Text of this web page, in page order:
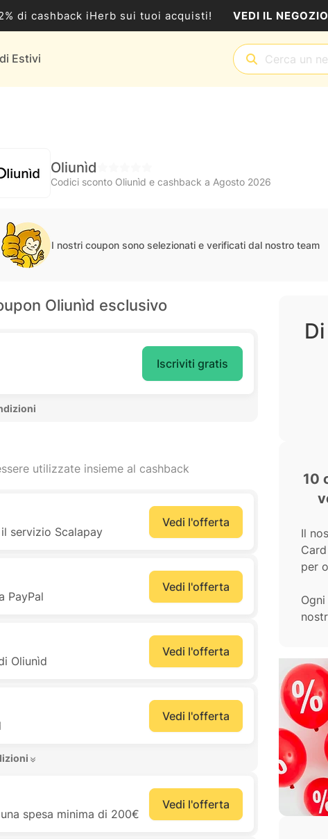
di cashback iHerb sui tuoi acquisti! VEDI IL NEGOZIO
Estivi
Oliunìd
Codici sconto Oliunìd e cashback a Agosto 2026
I nostri coupon sono selezionati e verificati dal nostro team
Oliunìd esclusivo
Iscriviti gratis
utilizzate insieme al cashback
servizio Scalapay
Vedi l'offerta
PayPal
Vedi l'offerta
Oliunìd
Vedi l'offerta
Vedi l'offerta
spesa minima di 200€
Vedi l'offerta
10
Il
per